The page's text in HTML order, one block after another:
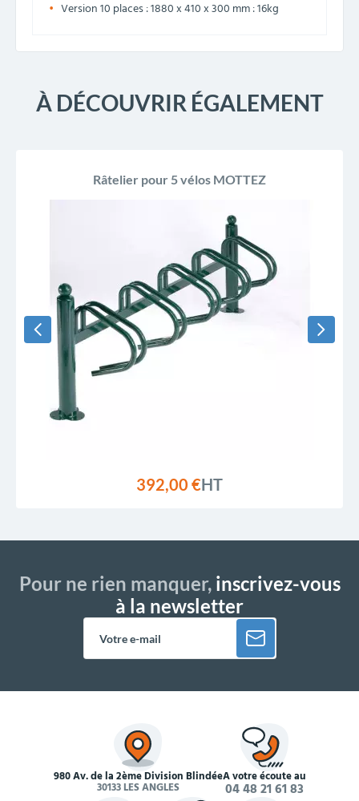
Version 10 places : 1880 x 410 x 300 mm : 16kg
À DÉCOUVRIR ÉGALEMENT
Râtelier pour 5 vélos MOTTEZ
392,00 €HT
Pour ne rien manquer,inscrivez-vous
à la newsletter
980 Av. de la 2ème Division Blindée
30133 LES ANGLES
À votre écoute au
04 48 21 61 83